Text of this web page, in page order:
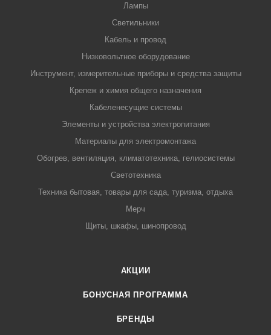
Лампы
Светильники
Кабель и провод
Низковольтное оборудование
Инструмент, измерительные приборы и средства защиты
Крепеж и химия общего назначения
Кабеленесущие системы
Элементы и устройства электропитания
Материалы для электромонтажа
Обогрев, вентиляция, климатотехника, гелиосистемы
Светотехника
Техника бытовая, товары для сада, туризма, отдыха
Мерч
Щиты, шкафы, шинопровод
АКЦИИ
БОНУСНАЯ ПРОГРАММА
БРЕНДЫ